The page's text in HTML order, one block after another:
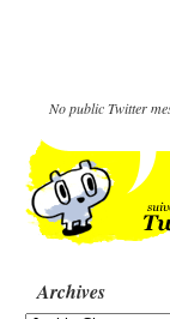
No public Twitter
Archives